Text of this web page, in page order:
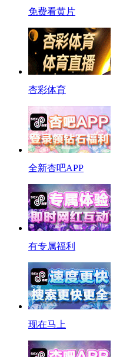
免费看黄片
杏彩体育
全新杏吧APP
有专属福利
现在马上